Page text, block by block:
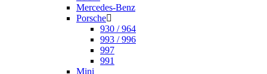
Mercedes-Benz
Porsche
930 / 964
993 / 996
997
991
Mini